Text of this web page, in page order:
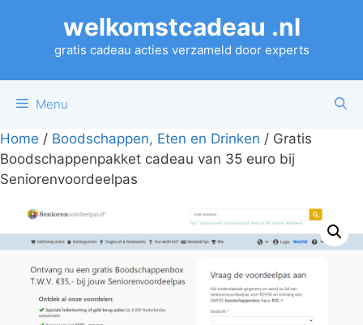
welkomstcadeau .nl
gratis cadeau acties verzameld door experts
Menu
Home / Boodschappen, Eten en Drinken / Gratis
Boodschappenpakket cadeau van 35 euro bij
Seniorenvoordeelpas